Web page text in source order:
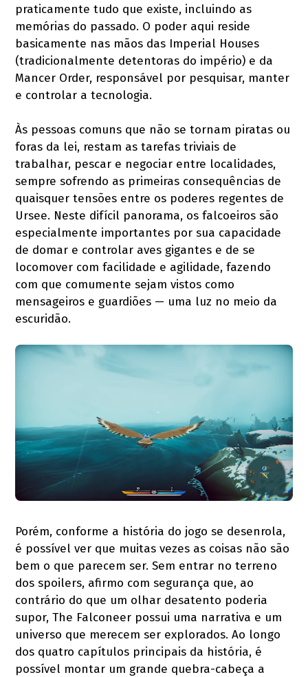
praticamente tudo que existe, incluindo as
memórias do passado. O poder aqui reside
basicamente nas mãos das Imperial Houses
(tradicionalmente detentoras do império) e da
Mancer Order, responsável por pesquisar, manter
e controlar a tecnologia.
Às pessoas comuns que não se tornam piratas ou
foras da lei, restam as tarefas triviais de
trabalhar, pescar e negociar entre localidades,
sempre sofrendo as primeiras consequências de
quaisquer tensões entre os poderes regentes de
Ursee. Neste difícil panorama, os falcoeiros são
especialmente importantes por sua capacidade
de domar e controlar aves gigantes e de se
locomover com facilidade e agilidade, fazendo
com que comumente sejam vistos como
mensageiros e guardiões — uma luz no meio da
escuridão.
Porém, conforme a história do jogo se desenrola,
é possível ver que muitas vezes as coisas não são
bem o que parecem ser. Sem entrar no terreno
dos spoilers, afirmo com segurança que, ao
contrário do que um olhar desatento poderia
supor, The Falconeer possui uma narrativa e um
universo que merecem ser explorados. Ao longo
dos quatro capítulos principais da história, é
possível montar um grande quebra-cabeça a